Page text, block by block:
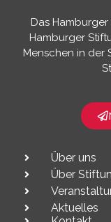
Das
Hamburger
Menschen in der
Über uns
Über
Aktuelles